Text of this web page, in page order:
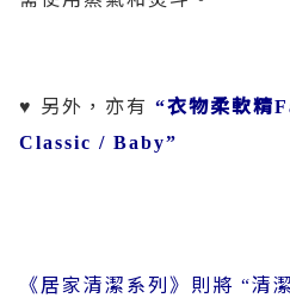
♥ 另外，亦有 “衣物柔軟精
Classic / Baby”
《居家清潔系列》則將 “清潔